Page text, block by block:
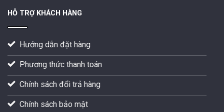
HỖ TRỢ KHÁCH HÀNG
Hướng dẫn đặt hàng
Phương thức thanh toán
Chính sách đổi trả hàng
Chính sách bảo mật